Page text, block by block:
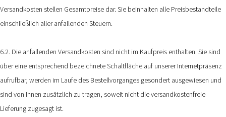
Versandkosten stellen Gesamtpreise dar. Sie beinhalten alle Preisbestandteile
einschließlich aller anfallenden Steuern.
6.2. Die anfallenden Versandkosten sind nicht im Kaufpreis enthalten. Sie sind
über eine entsprechend bezeichnete Schaltfläche auf unserer Internetpräsenz
aufrufbar, werden im Laufe des Bestellvorganges gesondert ausgewiesen und
sind von Ihnen zusätzlich zu tragen, soweit nicht die versandkostenfreie
Lieferung zugesagt ist.